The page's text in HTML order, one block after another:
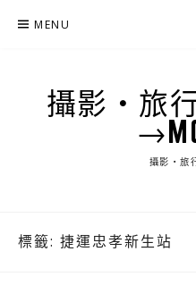
MENU
攝影‧旅
攝影‧旅
標籤: 捷運忠孝新生站